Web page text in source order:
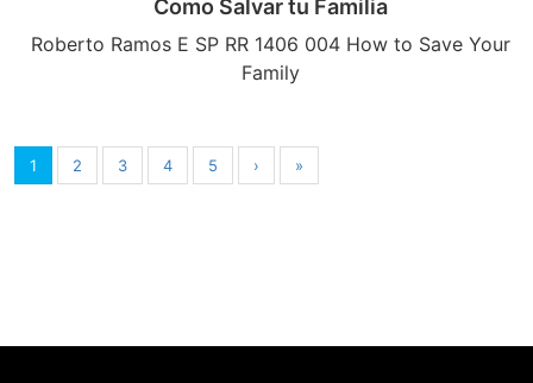
Como Salvar tu Familia
Roberto Ramos E SP RR 1406 004 How to Save Your
Family
1 2 3 4 5 › »